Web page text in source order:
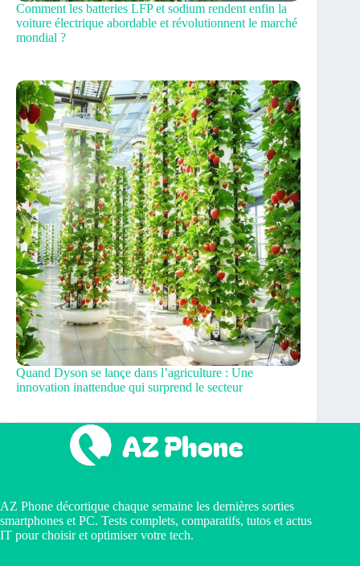
Comment les batteries LFP et sodium rendent enfin la
voiture électrique abordable et révolutionnent le marché
mondial ?
Quand Dyson se lançe dans l’agriculture : Une
innovation inattendue qui surprend le secteur
AZ Phone décortique chaque semaine les dernières sorties
smartphones et PC. Tests complets, comparatifs, tutos et actus
IT pour choisir et optimiser votre tech.